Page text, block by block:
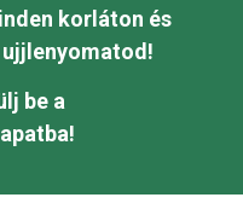
korláton és
be a